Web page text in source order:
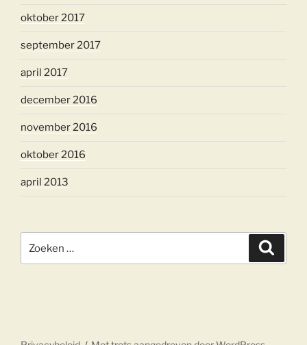
oktober 2017
september 2017
april 2017
december 2016
november 2016
oktober 2016
april 2013
naar: